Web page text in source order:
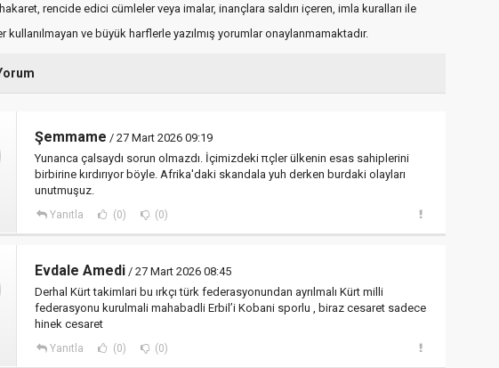
rencide edici cümleler veya imalar, inançlara saldırı içeren, imla kuralları ile
kullanılmayan ve büyük harflerle yazılmış yorumlar onaylanmamaktadır.
Şemmame / 27 Mart 2026 09:19
Yunanca çalsaydı sorun olmazdı. İçimizdeki πçler ülkenin esas sahiplerini
birbirine kırdırıyor böyle. Afrika'daki skandala yuh derken burdaki olayları
unutmuşuz.
Yanıtla (0) (0)
Evdale Amedi / 27 Mart 2026 08:45
Derhal Kürt takimlari bu ırkçı türk federasyonundan ayrılmalı Kürt milli
federasyonu kurulmali mahabadli Erbil’i Kobani sporlu , biraz cesaret sadece
hinek cesaret
Yanıtla (0) (0)